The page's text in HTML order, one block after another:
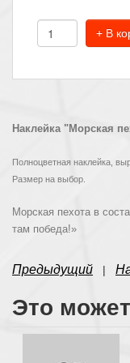
+ В
Наклейка "Морская
Полноцветная наклейка,
Размер на выбор.
Морская пехота в
там победа!»
Предыдущий |
Это